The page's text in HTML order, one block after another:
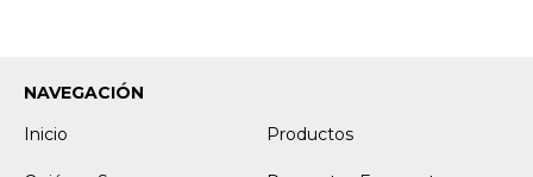
NAVEGACIÓN
Inicio
Productos